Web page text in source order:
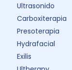
Ultrasonido
Carboxiterapia
Presoterapia
Hydrafacial
Exilis